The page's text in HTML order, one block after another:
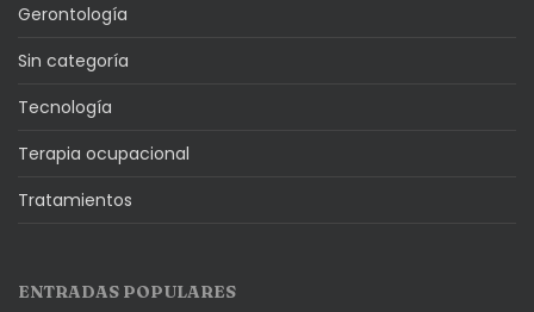
Gerontología
Sin categoría
Tecnología
Terapia ocupacional
Tratamientos
ENTRADAS POPULARES